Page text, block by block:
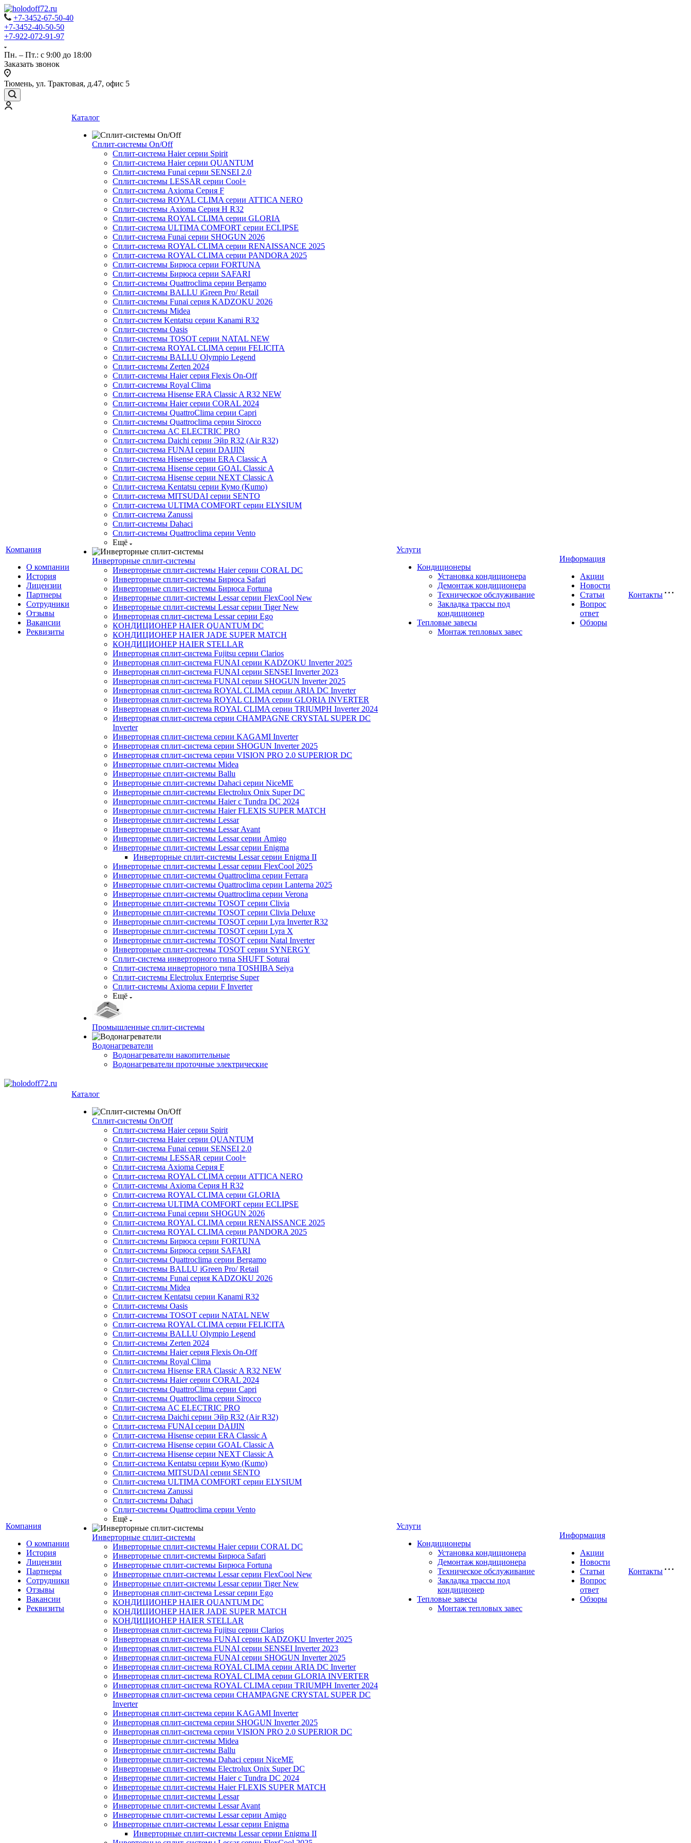
+7-3452-67-50-40
+7-3452-40-50-50
+7-922-072-91-97
Пн. – Пт.: с 9:00 до 18:00
Заказать звонок
Тюмень, ул. Трактовая, д.47, офис 5
Компания
О компании
История
Лицензии
Партнеры
Сотрудники
Отзывы
Вакансии
Реквизиты
Каталог
Сплит-системы On/Off
Сплит-система Haier серии Spirit
Сплит-система Haier серии QUANTUM
Сплит-система Funai серии SENSEI 2.0
Сплит-системы LESSAR серии Cool+
Сплит-система Axioma Серия F
Сплит-система ROYAL CLIMA серии ATTICA NERO
Сплит-системы Axioma Серия H R32
Сплит-система ROYAL CLIMA серии GLORIA
Сплит-система ULTIMA COMFORT серии ECLIPSE
Сплит-система Funai серии SHOGUN 2026
Сплит-система ROYAL CLIMA серии RENAISSANCE 2025
Сплит-система ROYAL CLIMA серии PANDORA 2025
Сплит-системы Бирюса серии FORTUNA
Сплит-системы Бирюса серии SAFARI
Сплит-системы Quattroclima серии Bergamo
Сплит-системы BALLU iGreen Pro/ Retail
Сплит-системы Funai серия KADZOKU 2026
Сплит-системы Midea
Сплит-систем Kentatsu серии Kanami R32
Сплит-системы Oasis
Сплит-системы TOSOT серии NATAL NEW
Сплит-система ROYAL CLIMA серии FELICITA
Сплит-системы BALLU Olympio Legend
Сплит-системы Zerten 2024
Сплит-системы Haier серия Flexis On-Off
Сплит-системы Royal Clima
Сплит-система Hisense ERA Classic A R32 NEW
Сплит-системы Haier cерии CORAL 2024
Сплит-системы QuattroClima серии Capri
Сплит-системы Quattroclima серии Sirocco
Сплит-система AC ELECTRIC PRO
Сплит-система Daichi серии Эйр R32 (Air R32)
Сплит-система FUNAI серии DAIJIN
Сплит-система Hisense серии ERA Classic A
Сплит-система Hisense серии GOAL Classic A
Сплит-система Hisense серии NEXT Classic A
Сплит-система Kentatsu серии Кумо (Kumo)
Сплит-система MITSUDAI серии SENTO
Сплит-система ULTIMA COMFORT серии ELYSIUM
Сплит-система Zanussi
Сплит-системы Dahaci
Сплит-системы Quattroclima серии Vento
Ещё
Инверторные сплит-системы
Инверторные сплит-системы Haier серии CORAL DC
Инверторные сплит-системы Бирюса Safari
Инверторные сплит-системы Бирюса Fortuna
Инверторные сплит-системы Lessar серии FlexCool New
Инверторные сплит-системы Lessar серии Tiger New
Инверторная сплит-система Lessar серии Ego
КОНДИЦИОНЕР HAIER QUANTUM DC
КОНДИЦИОНЕР HAIER JADE SUPER MATCH
КОНДИЦИОНЕР HAIER STELLAR
Инверторная сплит-система Fujitsu серии Clarios
Инверторная сплит-система FUNAI серии KADZOKU Inverter 2025
Инверторная сплит-система FUNAI серии SENSEI Inverter 2023
Инверторная сплит-система FUNAI серии SHOGUN Inverter 2025
Инверторная сплит-система ROYAL CLIMA серии ARIA DC Inverter
Инверторная сплит-система ROYAL CLIMA серии GLORIA INVERTER
Инверторная сплит-система ROYAL CLIMA серии TRIUMPH Inverter 2024
Инверторная сплит-система серии CHAMPAGNE CRYSTAL SUPER DC
Inverter
Инверторная сплит-система серии KAGAMI Inverter
Инверторная сплит-система серии SHOGUN Inverter 2025
Инверторная сплит-система серии VISION PRO 2.0 SUPERIOR DC
Инверторные сплит-системы Midea
Инверторные сплит-системы Ballu
Инверторные сплит-системы Dahaci серии NiceME
Инверторные сплит-системы Electrolux Onix Super DC
Инверторные сплит-системы Haier c Tundra DC 2024
Инверторные сплит-системы Haier FLEXIS SUPER MATCH
Инверторные сплит-системы Lessar
Инверторные сплит-системы Lessar Avant
Инверторные сплит-системы Lessar серии Amigo
Инверторные сплит-системы Lessar серии Enigma
Инверторные сплит-системы Lessar серии Enigma II
Инверторные сплит-системы Lessar серии FlexCool 2025
Инверторные сплит-системы Quattroclima серии Ferrara
Инверторные сплит-системы Quattroclima серии Lanterna 2025
Инверторные сплит-системы Quattroclima серии Verona
Инверторные сплит-системы TOSOT серии Clivia
Инверторные сплит-системы TOSOT серии Clivia Deluxe
Инверторные сплит-системы TOSOT серии Lyra Inverter R32
Инверторные сплит-системы TOSOT серии Lyra X
Инверторные сплит-системы TOSOT серии Natal Inverter
Инверторные сплит-системы TOSOT серии SYNERGY
Сплит-система инверторного типа SHUFT Soturai
Сплит-система инверторного типа TOSHIBA Seiya
Сплит-системы Electrolux Enterprise Super
Сплит-системы Axioma серии F Inverter
Ещё
Промышленные сплит-системы
Водонагреватели
Водонагреватели накопительные
Водонагреватели проточные электрические
Услуги
Кондиционеры
Установка кондиционера
Демонтаж кондиционера
Техническое обслуживание
Закладка трассы под
кондиционер
Тепловые завесы
Монтаж тепловых завес
Информация
Акции
Новости
Статьи
Вопрос
ответ
Обзоры
Контакты
Компания
О компании
История
Лицензии
Партнеры
Сотрудники
Отзывы
Вакансии
Реквизиты
Каталог
Сплит-системы On/Off
Сплит-система Haier серии Spirit
Сплит-система Haier серии QUANTUM
Сплит-система Funai серии SENSEI 2.0
Сплит-системы LESSAR серии Cool+
Сплит-система Axioma Серия F
Сплит-система ROYAL CLIMA серии ATTICA NERO
Сплит-системы Axioma Серия H R32
Сплит-система ROYAL CLIMA серии GLORIA
Сплит-система ULTIMA COMFORT серии ECLIPSE
Сплит-система Funai серии SHOGUN 2026
Сплит-система ROYAL CLIMA серии RENAISSANCE 2025
Сплит-система ROYAL CLIMA серии PANDORA 2025
Сплит-системы Бирюса серии FORTUNA
Сплит-системы Бирюса серии SAFARI
Сплит-системы Quattroclima серии Bergamo
Сплит-системы BALLU iGreen Pro/ Retail
Сплит-системы Funai серия KADZOKU 2026
Сплит-системы Midea
Сплит-систем Kentatsu серии Kanami R32
Сплит-системы Oasis
Сплит-системы TOSOT серии NATAL NEW
Сплит-система ROYAL CLIMA серии FELICITA
Сплит-системы BALLU Olympio Legend
Сплит-системы Zerten 2024
Сплит-системы Haier серия Flexis On-Off
Сплит-системы Royal Clima
Сплит-система Hisense ERA Classic A R32 NEW
Сплит-системы Haier cерии CORAL 2024
Сплит-системы QuattroClima серии Capri
Сплит-системы Quattroclima серии Sirocco
Сплит-система AC ELECTRIC PRO
Сплит-система Daichi серии Эйр R32 (Air R32)
Сплит-система FUNAI серии DAIJIN
Сплит-система Hisense серии ERA Classic A
Сплит-система Hisense серии GOAL Classic A
Сплит-система Hisense серии NEXT Classic A
Сплит-система Kentatsu серии Кумо (Kumo)
Сплит-система MITSUDAI серии SENTO
Сплит-система ULTIMA COMFORT серии ELYSIUM
Сплит-система Zanussi
Сплит-системы Dahaci
Сплит-системы Quattroclima серии Vento
Ещё
Инверторные сплит-системы
Инверторные сплит-системы Haier серии CORAL DC
Инверторные сплит-системы Бирюса Safari
Инверторные сплит-системы Бирюса Fortuna
Инверторные сплит-системы Lessar серии FlexCool New
Инверторные сплит-системы Lessar серии Tiger New
Инверторная сплит-система Lessar серии Ego
КОНДИЦИОНЕР HAIER QUANTUM DC
КОНДИЦИОНЕР HAIER JADE SUPER MATCH
КОНДИЦИОНЕР HAIER STELLAR
Инверторная сплит-система Fujitsu серии Clarios
Инверторная сплит-система FUNAI серии KADZOKU Inverter 2025
Инверторная сплит-система FUNAI серии SENSEI Inverter 2023
Инверторная сплит-система FUNAI серии SHOGUN Inverter 2025
Инверторная сплит-система ROYAL CLIMA серии ARIA DC Inverter
Инверторная сплит-система ROYAL CLIMA серии GLORIA INVERTER
Инверторная сплит-система ROYAL CLIMA серии TRIUMPH Inverter 2024
Инверторная сплит-система серии CHAMPAGNE CRYSTAL SUPER DC
Inverter
Инверторная сплит-система серии KAGAMI Inverter
Инверторная сплит-система серии SHOGUN Inverter 2025
Инверторная сплит-система серии VISION PRO 2.0 SUPERIOR DC
Инверторные сплит-системы Midea
Инверторные сплит-системы Ballu
Инверторные сплит-системы Dahaci серии NiceME
Инверторные сплит-системы Electrolux Onix Super DC
Инверторные сплит-системы Haier c Tundra DC 2024
Инверторные сплит-системы Haier FLEXIS SUPER MATCH
Инверторные сплит-системы Lessar
Инверторные сплит-системы Lessar Avant
Инверторные сплит-системы Lessar серии Amigo
Инверторные сплит-системы Lessar серии Enigma
Инверторные сплит-системы Lessar серии Enigma II
Услуги
Кондиционеры
Установка кондиционера
Демонтаж кондиционера
Техническое обслуживание
Закладка трассы под
кондиционер
Тепловые завесы
Монтаж тепловых завес
Информация
Акции
Новости
Статьи
Вопрос
ответ
Обзоры
Контакты